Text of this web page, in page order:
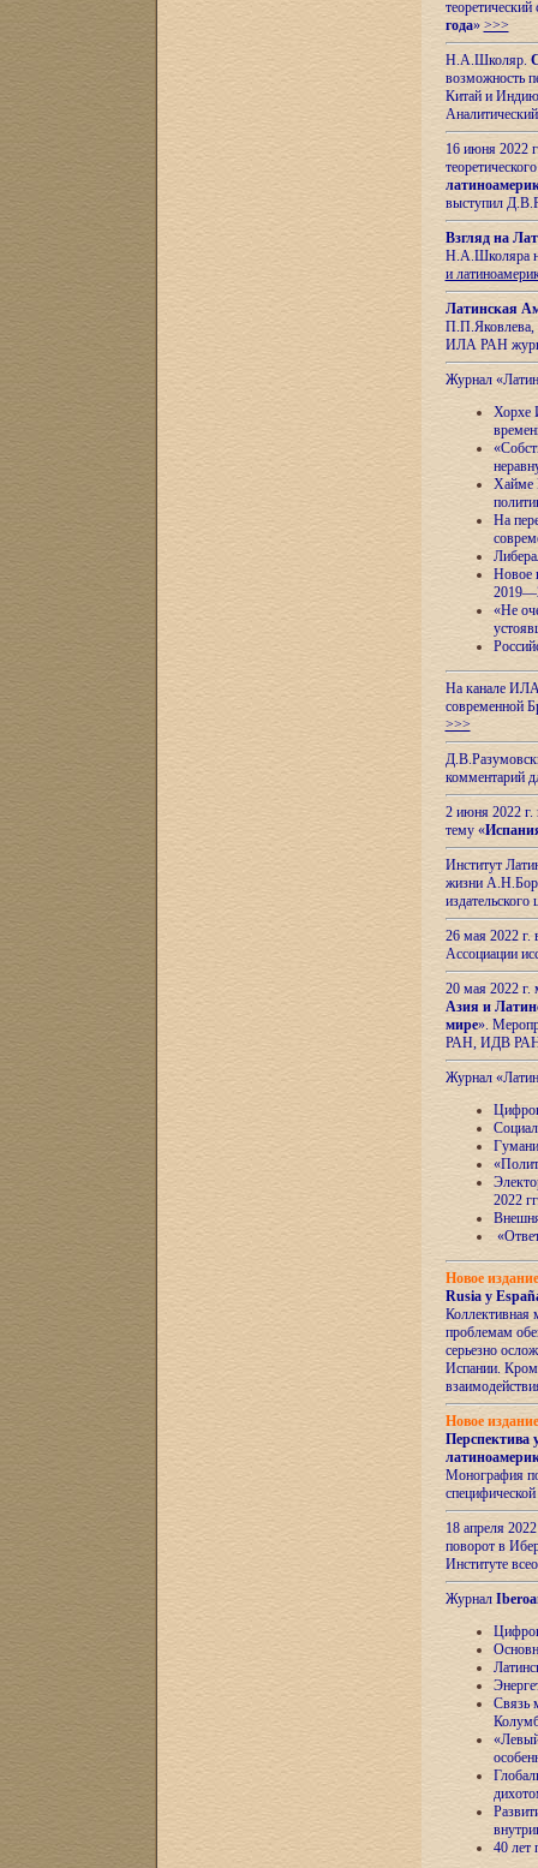
года» >>>
Н.А.Школяр.
возможность
Китай и
16 июня 2022
выступил
Взгляд на
Н.А.Школяра
и
Латинская
П.П.Яковлева,
ИЛА РАН
Журнал
Хорхе
Хайме
На
Новое
«Не
На канале ИЛА
современной
>>>
комментарий
2 июня 2022 г.
тему «
Институт
жизни
26 мая 2022
Ассоциации
20 мая 2022
Азия и
мире».
РАН, ИДВ
Журнал
2022
Новое
Rusia y
Коллективная
проблемам
серьезно
Испании.
Новое
Перспектива
Монография
18 апреля
поворот в
Институте
Журнал
Связь
40 лет